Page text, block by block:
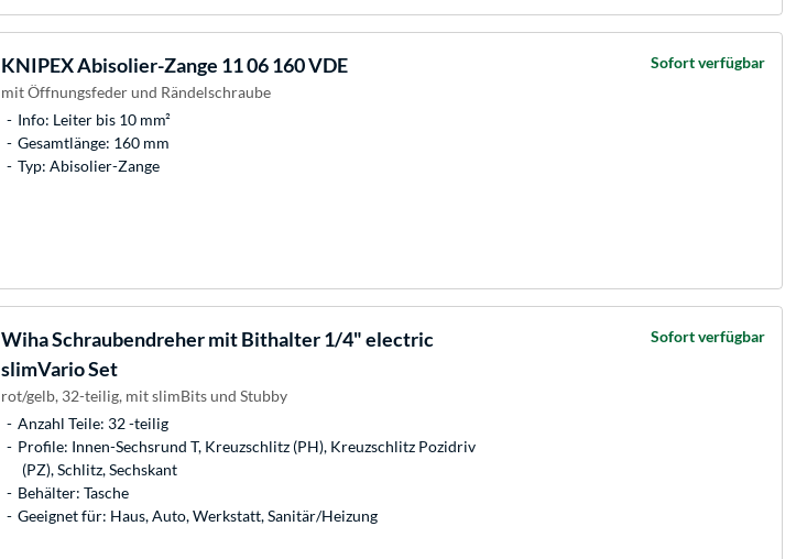
KNIPEXAbisolier-Zange 11 06 160 VDE
mit Öffnungsfeder und Rändelschraube
Info: Leiter bis 10 mm²
Gesamtlänge: 160 mm
Typ: Abisolier-Zange
Sofort verfügbar
WihaSchraubendreher mit Bithalter 1/4" electric
slimVario Set
rot/gelb, 32-teilig, mit slimBits und Stubby
Anzahl Teile: 32 -teilig
Profile: Innen-Sechsrund T, Kreuzschlitz (PH), Kreuzschlitz Pozidriv
(PZ), Schlitz, Sechskant
Behälter: Tasche
Geeignet für: Haus, Auto, Werkstatt, Sanitär/Heizung
Sofort verfügbar